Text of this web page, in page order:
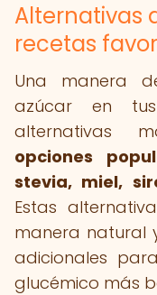
Alternativas
recetas
Una manera
azúcar en
alternativas
opciones
stevia, miel,
Estas
manera natural
adicionales
glucémico más